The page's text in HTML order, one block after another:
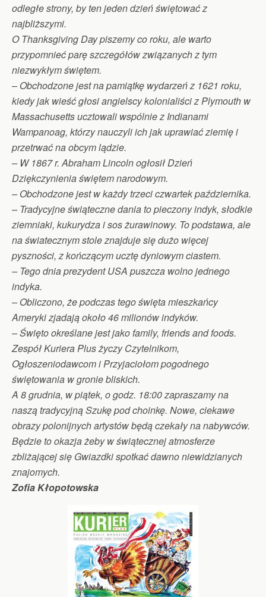
odległe strony, by ten jeden dzień świętować z
najbliższymi.
O Thanksgiving Day piszemy co roku, ale warto
przypomnieć parę szczegółów związanych z tym
niezwykłym świętem.
– Obchodzone jest na pamiątkę wydarzeń z 1621 roku,
kiedy jak wieść głosi angielscy kolonialiści z Plymouth w
Massachusetts ucztowali wspólnie z Indianami
Wampanoag, którzy nauczyli ich jak uprawiać ziemię i
przetrwać na obcym lądzie.
– W 1867 r. Abraham Lincoln ogłosił Dzień
Dziękczynienia świętem narodowym.
– Obchodzone jest w każdy trzeci czwartek października.
– Tradycyjne świąteczne dania to pieczony indyk, słodkie
ziemniaki, kukurydza i sos żurawinowy. To podstawa, ale
na światecznym stole znajduje się dużo więcej
pyszności, z kończącym ucztę dyniowym ciastem.
– Tego dnia prezydent USA puszcza wolno jednego
indyka.
– Obliczono, że podczas tego święta mieszkańcy
Ameryki zjadają około 46 milionów indyków.
– Święto określane jest jako family, friends and foods.
Zespół Kuriera Plus życzy Czytelnikom,
Ogłoszeniodawcom i Przyjaciołom pogodnego
świętowania w gronie bliskich.
A 8 grudnia, w piątek, o godz. 18:00 zapraszamy na
naszą tradycyjną Szukę pod choinkę. Nowe, ciekawe
obrazy polonijnych artystów będą czekały na nabywców.
Będzie to okazja żeby w świątecznej atmosferze
zbliżającej się Gwiazdki spotkać dawno niewidzianych
znajomych.
Zofia Kłopotowska